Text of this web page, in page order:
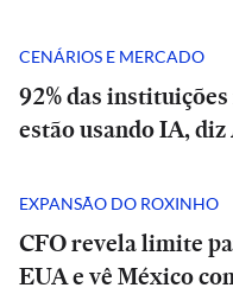
CENÁRIOS E MERCADO
92% das
estão usando IA,
EXPANSÃO DO ROXINHO
CFO revela limite
EUA e vê México